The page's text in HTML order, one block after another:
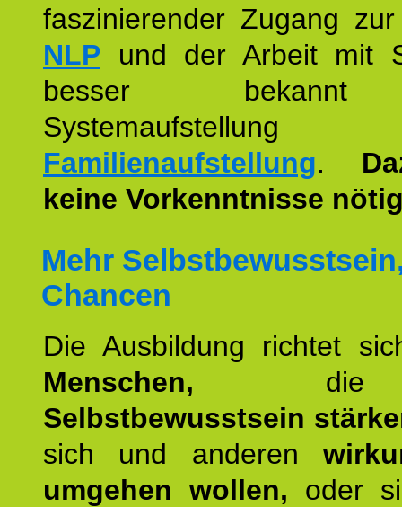
faszinierender Zugang
NLP und der Arbeit mit
besser
Familienaufstellung.
keine Vorkenntnisse
Mehr
Chancen
Die Ausbildung richtet
Menschen, die
Selbstbewusstsein
sich und anderen
umgehen wollen, oder